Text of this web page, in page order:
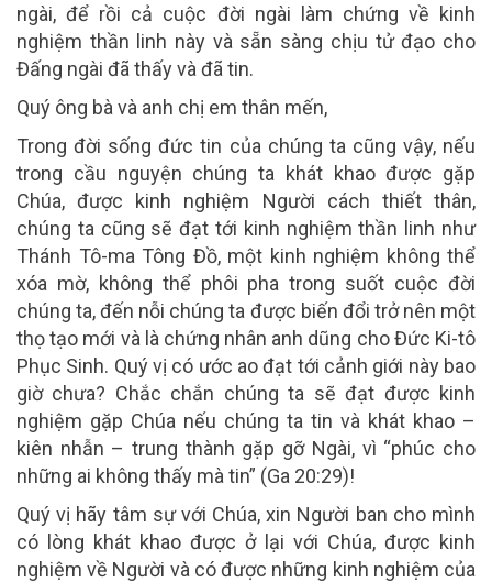
ngài, để rồi cả cuộc đời ngài làm chứng về kinh
nghiệm thần linh này và sẵn sàng chịu tử đạo cho
Đấng ngài đã thấy và đã tin.
Quý ông bà và anh chị em thân mến,
Trong đời sống đức tin của chúng ta cũng vậy, nếu
trong cầu nguyện chúng ta khát khao được gặp
Chúa, được kinh nghiệm Người cách thiết thân,
chúng ta cũng sẽ đạt tới kinh nghiệm thần linh như
Thánh Tô-ma Tông Đồ, một kinh nghiệm không thể
xóa mờ, không thể phôi pha trong suốt cuộc đời
chúng ta, đến nỗi chúng ta được biến đổi trở nên một
thọ tạo mới và là chứng nhân anh dũng cho Đức Ki-tô
Phục Sinh. Quý vị có ước ao đạt tới cảnh giới này bao
giờ chưa? Chắc chắn chúng ta sẽ đạt được kinh
nghiệm gặp Chúa nếu chúng ta tin và khát khao –
kiên nhẫn – trung thành gặp gỡ Ngài, vì “phúc cho
những ai không thấy mà tin” (Ga 20:29)!
Quý vị hãy tâm sự với Chúa, xin Người ban cho mình
có lòng khát khao được ở lại với Chúa, được kinh
nghiệm về Người và có được những kinh nghiệm của